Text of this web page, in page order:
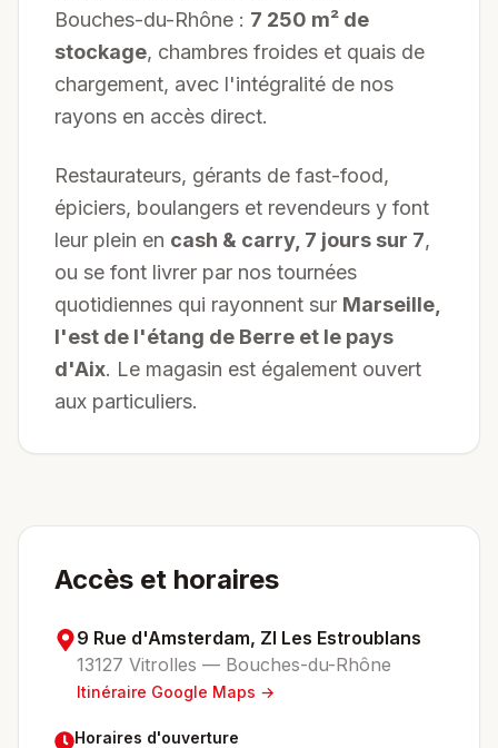
Bouches-du-Rhône : 7 250 m² de
stockage, chambres froides et quais de
chargement, avec l'intégralité de nos
rayons en accès direct.
Restaurateurs, gérants de fast-food,
épiciers, boulangers et revendeurs y font
leur plein en cash & carry, 7 jours sur 7,
ou se font livrer par nos tournées
quotidiennes qui rayonnent sur Marseille,
l'est de l'étang de Berre et le pays
d'Aix. Le magasin est également ouvert
aux particuliers.
Accès et horaires
9 Rue d'Amsterdam, ZI Les Estroublans
13127 Vitrolles — Bouches-du-Rhône
Itinéraire Google Maps →
Horaires d'ouverture